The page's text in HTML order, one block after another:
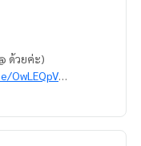
(มี @ ด้วยค่ะ)
OwLEQpV